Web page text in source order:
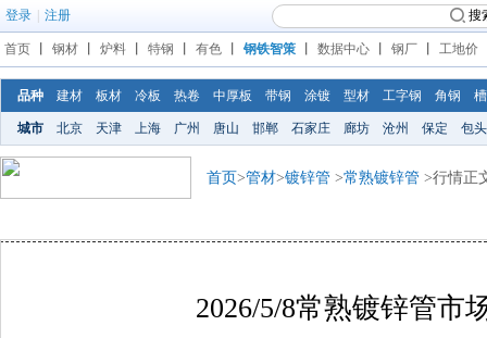
登录 注册 搜
首页 钢材 炉料 特钢 有色 钢铁智策 数据中心 钢厂 工地价
品种 建材 板材 冷板 热卷 中厚板 带钢 涂镀 型材 工字钢 角钢
城市 北京 天津 上海 广州 唐山 邯郸 石家庄 廊坊 沧州 保定 包头
首页>管材>镀锌管 >常熟镀锌管 >行情正
2026/5/8常熟镀锌管市